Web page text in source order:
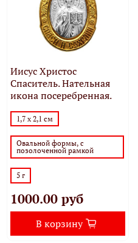
Иисус Христос
Спаситель. Нательная
икона посеребренная.
1,7 х 2,1 см
Овальной формы, с
позолоченной рамкой
5 г
1000.00 руб
В корзину